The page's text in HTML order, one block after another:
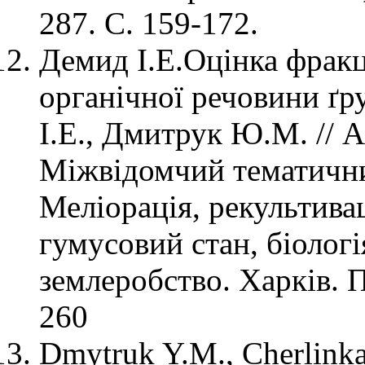
287. С. 159-172.
Демид І.Е.Оцінка
органічної речовини
І.Е., Дмитрук Ю.М. //
Міжвідомчий
Меліорація,
гумусовий стан,
землеробство.
260
Dmytruk Y.M.,